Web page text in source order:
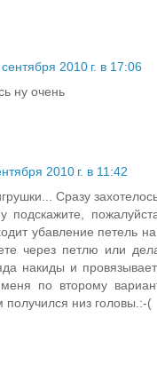
2010 г. в 17:06
ну очень
2010 г. в 11:42
Сразу
подскажите,
убавление петель
через петлю или
накиды и
по второму
получился низ головы.:-(